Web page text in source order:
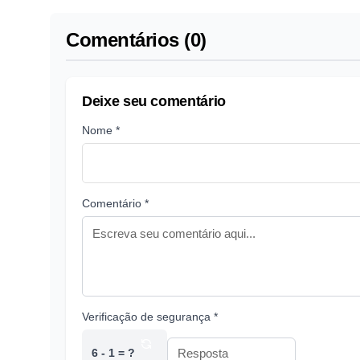
Comentários (0)
Deixe seu comentário
Nome *
Comentário *
Verificação de segurança *
6 - 1 = ?